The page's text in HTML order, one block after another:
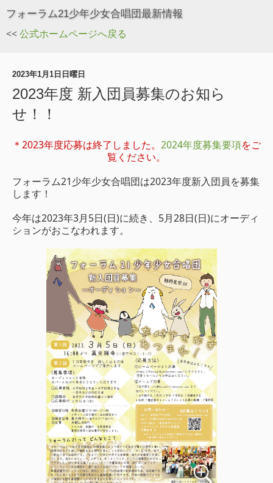
フォーラム21少年少女合唱団最新情報
<<公式ホームページへ戻る
2023年1月1日日曜日
2023年度 新入団員募集のお知ら
せ！！
＊2023年度応募は終了しました。 2024年度募集要項をご
覧ください。
フォーラム21少年少女合唱団は2023年度新入団員を募集
します！
今年は2023年3月5日(日)に続き、5月28日(日)にオーディ
ションがおこなわれます。